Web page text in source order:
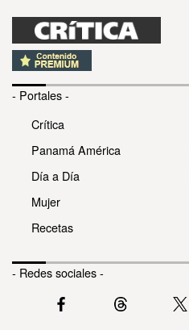
- Portales -
Crítica
Panamá América
Día a Día
Mujer
Recetas
- Redes sociales -